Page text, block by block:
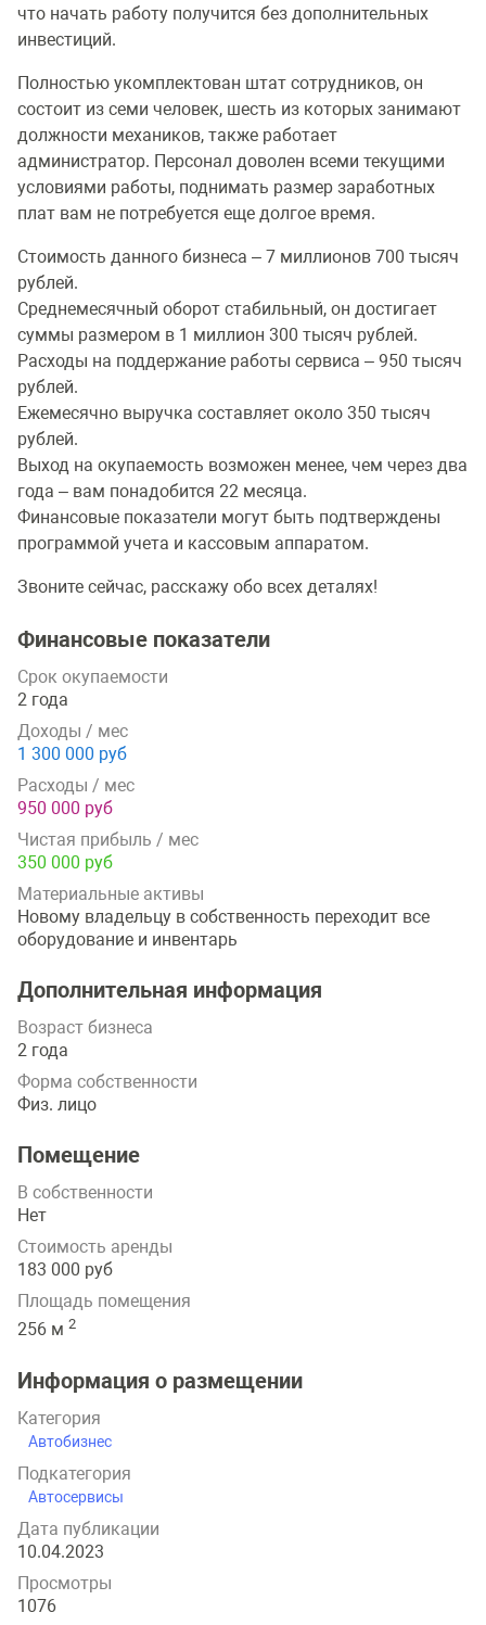
что начать работу получится без дополнительных
инвестиций.
Полностью укомплектован штат сотрудников, он
состоит из семи человек, шесть из которых занимают
должности механиков, также работает
администратор. Персонал доволен всеми текущими
условиями работы, поднимать размер заработных
плат вам не потребуется еще долгое время.
Стоимость данного бизнеса – 7 миллионов 700 тысяч
рублей.
Среднемесячный оборот стабильный, он достигает
суммы размером в 1 миллион 300 тысяч рублей.
Расходы на поддержание работы сервиса – 950 тысяч
рублей.
Ежемесячно выручка составляет около 350 тысяч
рублей.
Выход на окупаемость возможен менее, чем через два
года – вам понадобится 22 месяца.
Финансовые показатели могут быть подтверждены
программой учета и кассовым аппаратом.
Звоните сейчас, расскажу обо всех деталях!
Финансовые показатели
Срок окупаемости
2 года
Доходы / мес
1 300 000 руб
Расходы / мес
950 000 руб
Чистая прибыль / мес
350 000 руб
Материальные активы
Новому владельцу в собственность переходит все
оборудование и инвентарь
Дополнительная информация
Возраст бизнеса
2 года
Форма собственности
Физ. лицо
Помещение
В собственности
Нет
Стоимость аренды
183 000 руб
Площадь помещения
256 м 2
Информация о размещении
Категория
Автобизнес
Подкатегория
Автосервисы
Дата публикации
10.04.2023
Просмотры
1076